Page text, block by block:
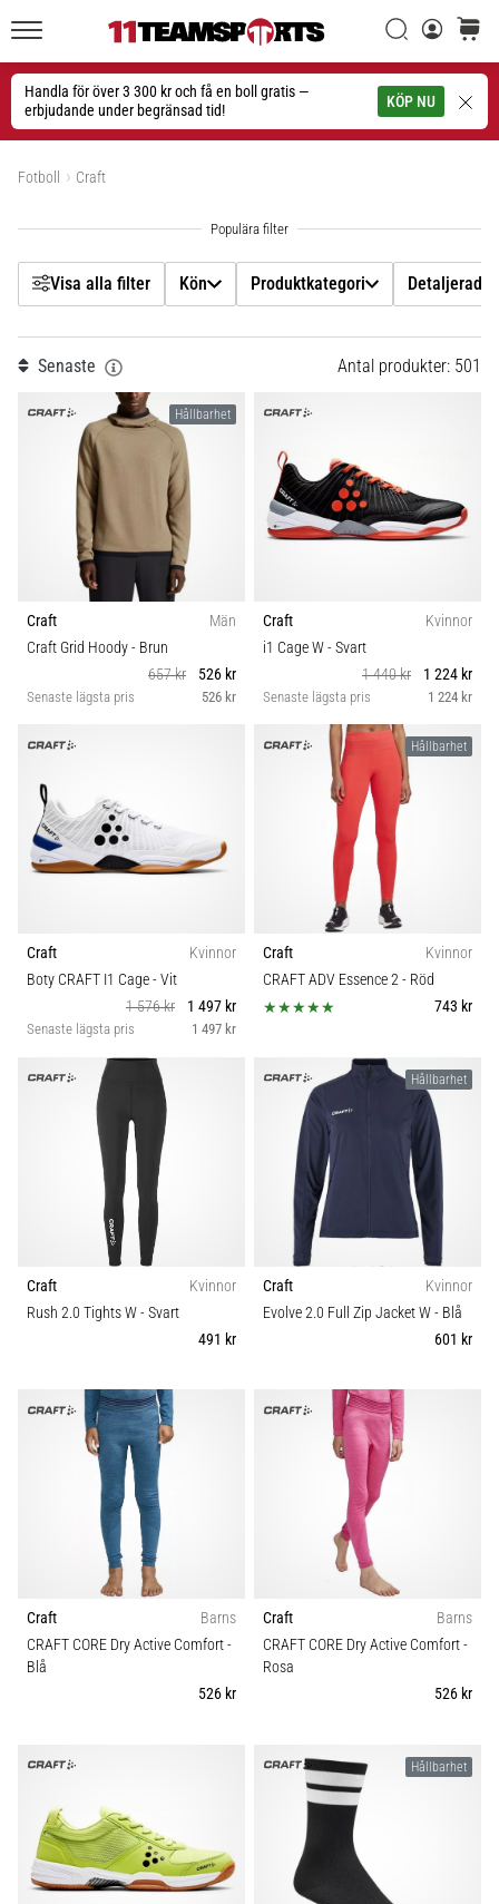
Handla för över 3 300 kr och få en boll gratis —
erbjudande under begränsad tid!
KÖP NU
Sök
Sök
1. 7. 2025
•
1 min. läsning
Play
for
Victories
dig
för
EM
2025
PUMA.
Var
del
varje
mål
och…
Nike
Phantom
6
de
fotbollsskorna
kontroll
och
beröring.
artiklar
Fotboll Craft
Visa alla filter Kön Produktkategori Detaljerad
Filtr
Kön
Produktkategori
Pris
Färg
Skostorlek
Teamsales
Carbon
Komfort och dämpning
Dropp (mm)
Passform
Kategori
Position
Skobredd
Trail
Visa produkter
Senaste Antal produkter: 501
Hållbarhet
Craft
Män
Craft Grid Hoody- Brun
657 kr
526 kr
Senaste lägsta pris 526 kr
Craft
Kvinnor
i1 Cage W- Svart
1 440 kr
1 224 kr
Senaste lägsta pris 1 224 kr
Craft
Kvinnor
Boty CRAFT I1 Cage- Vit
1 576 kr
1 497 kr
Senaste lägsta pris 1 497 kr
Hållbarhet
Craft
Kvinnor
CRAFT ADV Essence 2- Röd
743 kr
Craft
Kvinnor
Rush 2.0 Tights W- Svart
491 kr
Hållbarhet
Craft
Kvinnor
Evolve 2.0 Full Zip Jacket W- Blå
601 kr
Craft
Barns
CRAFT CORE Dry Active Comfort-
Blå
526 kr
Craft
Barns
CRAFT CORE Dry Active Comfort-
Rosa
526 kr
Hållbarhet